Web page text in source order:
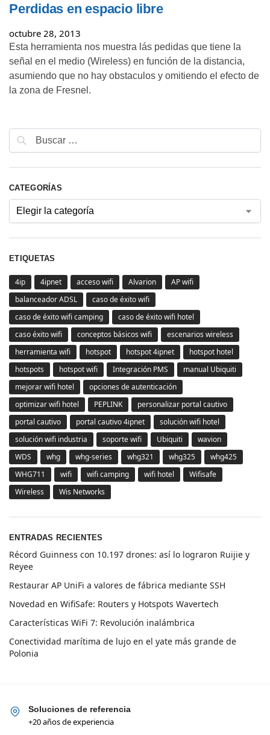
Perdidas en espacio libre
octubre 28, 2013
Esta herramienta nos muestra lás pedidas que tiene la
señal en el medio (Wireless) en función de la distancia,
asumiendo que no hay obstaculos y omitiendo el efecto de
la zona de Fresnel.
CATEGORÍAS
ETIQUETAS
4ip 4ipnet acceso wifi Alvarion
AP wifi
balanceador ADSL
caso de éxito wifi
caso de éxito wifi camping
caso de éxito wifi hotel
caso éxito wifi
conceptos básicos wifi
escenarios wireless
herramienta wifi
hotspot hotspot 4ipnet
hotspot hotel
hotspots
hotspot wifi Integración PMS
manual Ubiquiti
mejorar wifi hotel
opciones de autenticación
optimizar wifi hotel
PEPLINK
personalizar portal cautivo
portal cautivo
portal cautivo 4ipnet
solución wifi hotel
solución wifi industria
soporte wifi Ubiquiti
wavion
WDS
whg whg-series whg321 whg325
whg425
WHG711
wifi wifi camping wifi hotel
Wifisafe
Wireless
Wis Networks
ENTRADAS RECIENTES
Récord Guinness con 10.197 drones: así lo lograron Ruijie y
Reyee
Restaurar AP UniFi a valores de fábrica mediante SSH
Novedad en WifiSafe: Routers y Hotspots Wavertech
Características WiFi 7: Revolución inalámbrica
Conectividad marítima de lujo en el yate más grande de
Polonia
Soluciones de referencia
+20 años de experiencia